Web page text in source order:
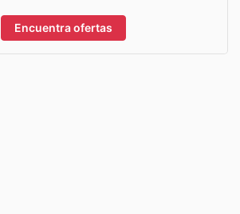
Encuentra ofertas